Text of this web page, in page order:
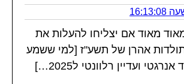
מאוד אם יצליחו להעלות את
אהרן של תשע"ז [למי ששמע
ועדיין רלוונטי ל2025…]